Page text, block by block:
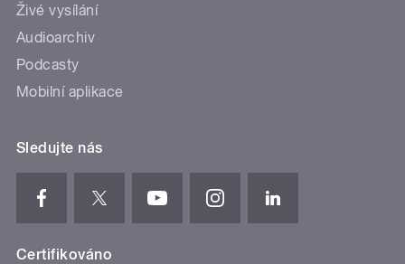
Živé vysílání
Audioarchiv
Podcasty
Mobilní aplikace
Sledujte nás
Certifikováno